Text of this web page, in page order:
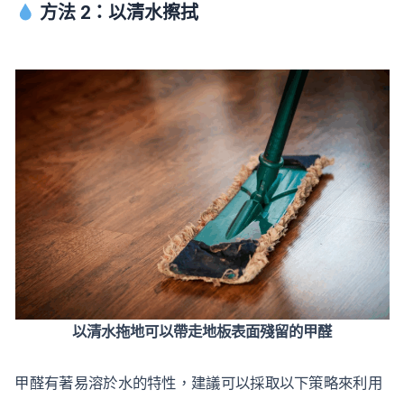
方法 2：以清水擦拭
以清水拖地可以帶走地板表面殘留的甲醛
甲醛有著易溶於水的特性，建議可以採取以下策略來利用